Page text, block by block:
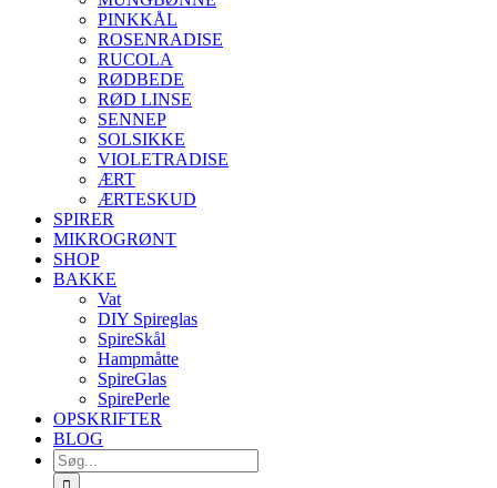
PINKKÅL
ROSENRADISE
RUCOLA
RØDBEDE
RØD LINSE
SENNEP
SOLSIKKE
VIOLETRADISE
ÆRT
ÆRTESKUD
SPIRER
MIKROGRØNT
SHOP
BAKKE
Vat
DIY Spireglas
SpireSkål
Hampmåtte
SpireGlas
SpirePerle
OPSKRIFTER
BLOG
Søg
efter: